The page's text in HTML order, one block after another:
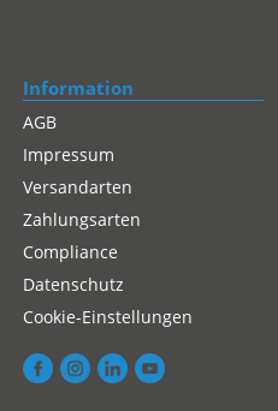
Information
AGB
Impressum
Versandarten
Zahlungsarten
Compliance
Datenschutz
Cookie-Einstellungen